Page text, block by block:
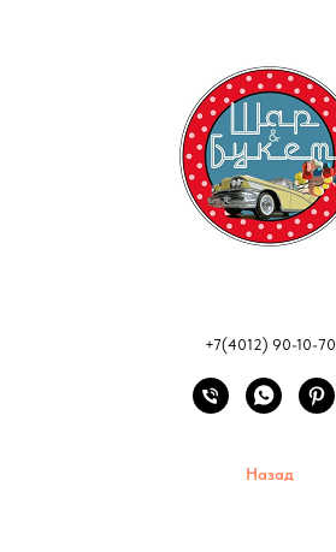
+7(4012) 90-10-70
Назад